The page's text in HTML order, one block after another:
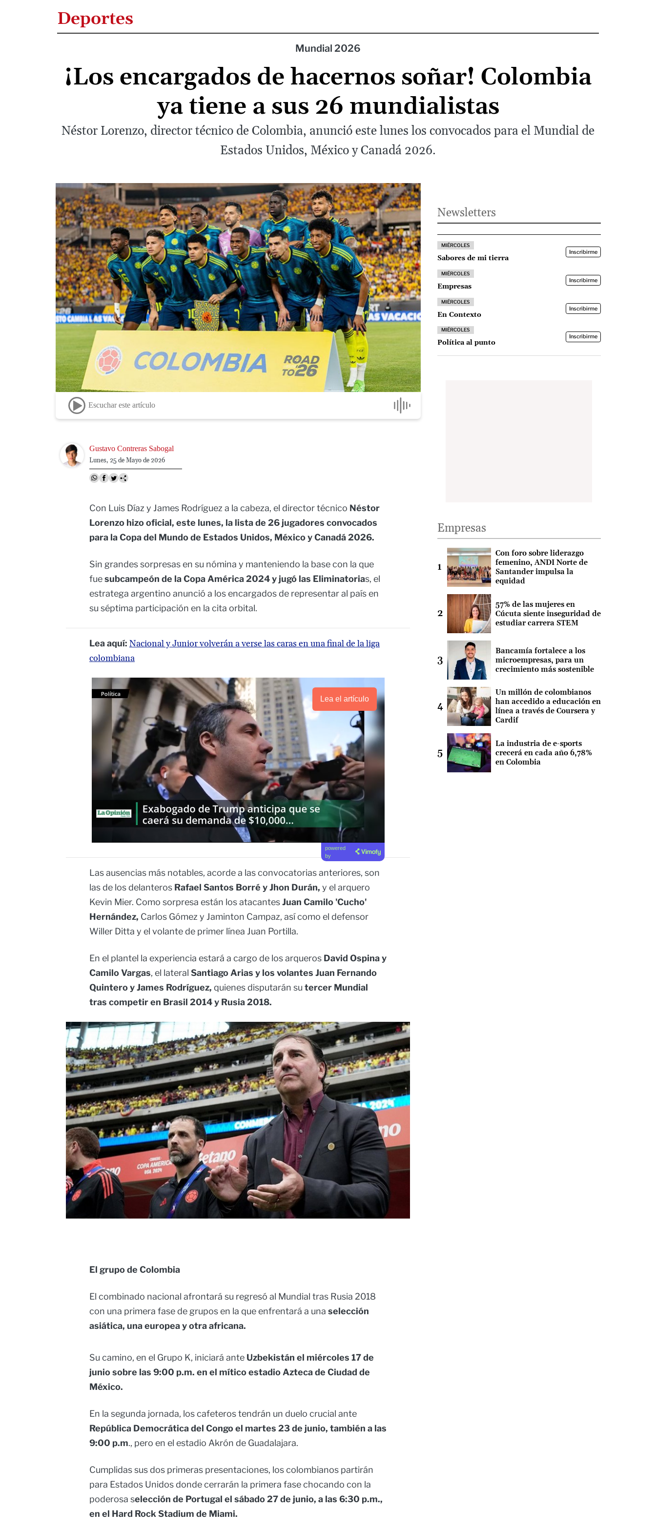
Deportes
Mundial 2026
¡Los encargados de hacernos soñar! Colombia
ya tiene a sus 26 mundialistas
Néstor Lorenzo, director técnico de Colombia, anunció este lunes los convocados para el Mundial de
Estados Unidos, México y Canadá 2026.
Escuchar este artículo
Image Gustavo Contreras Sabogal
Lunes, 25 de Mayo de 2026
Con Luis Díaz y James Rodríguez a la cabeza, el director técnico Néstor
Lorenzo hizo oficial, este lunes, la lista de 26 jugadores convocados
para la Copa del Mundo de Estados Unidos, México y Canadá 2026.
Sin grandes sorpresas en su nómina y manteniendo la base con la que
fuesubcampeón de la Copa América 2024 y jugó las Eliminatorias, el
estratega argentino anunció a los encargados de representar al país en
su séptima participación en la cita orbital.
Lea aquí: Nacional y Junior volverán a verse las caras en una final de la liga
colombiana
Lea el artículo
powered
by
Las ausencias más notables, acorde a las convocatorias anteriores, son
las de los delanteros Rafael Santos Borré y Jhon Durán, y el arquero
Kevin Mier. Como sorpresa están los atacantesJuan Camilo 'Cucho'
Hernández, Carlos Gómez y Jaminton Campaz, así como el defensor
Willer Ditta y el volante de primer línea Juan Portilla.
En el plantel la experiencia estará a cargo de los arqueros David Ospina y
Camilo Vargas, el lateral Santiago Arias y los volantes Juan Fernando
Quintero y James Rodríguez, quienes disputarán su tercer Mundial
tras competir en Brasil 2014 y Rusia 2018.
El grupo de Colombia
El combinado nacional afrontará su regresó al Mundial tras Rusia 2018
con una primera fase de grupos en la que enfrentará a una selección
asiática, una europea y otra africana.
Su camino, en el Grupo K, iniciará ante Uzbekistán el miércoles 17 de
junio sobre las 9:00 p.m. en el mítico estadio Azteca de Ciudad de
México.
En la segunda jornada, los cafeteros tendrán un duelo crucial ante
República Democrática del Congo el martes 23 de junio, también a las
9:00 p.m., pero en el estadio Akrón de Guadalajara.
Cumplidas sus dos primeras presentaciones, los colombianos partirán
para Estados Unidos donde cerrarán la primera fase chocando con la
poderosa selección de Portugal el sábado 27 de junio, a las 6:30 p.m.,
en el Hard Rock Stadium de Miami.
Newsletters
MIÉRCOLES
Sabores de mi tierra
Inscribirme
MIÉRCOLES
Empresas
Inscribirme
MIÉRCOLES
En Contexto
Inscribirme
MIÉRCOLES
Política al punto
Inscribirme
Empresas
Con foro sobre liderazgo
femenino, ANDI Norte de
Santander impulsa la
equidad
57% de las mujeres en
Cúcuta siente inseguridad de
estudiar carrera STEM
Bancamía fortalece a los
microempresas, para un
crecimiento más sostenible
Un millón de colombianos
han accedido a educación en
línea a través de Coursera y
Cardif
La industria de e-sports
crecerá en cada año 6,78%
en Colombia